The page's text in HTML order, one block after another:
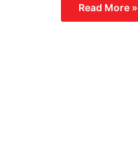
Read More »